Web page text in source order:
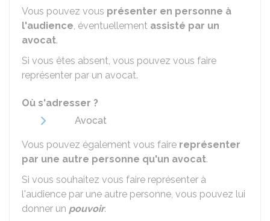
Vous pouvez vous présenter en personne à
l'audience, éventuellement assisté par un
avocat.
Si vous êtes absent, vous pouvez vous faire
représenter par un avocat.
Où s'adresser ?
Avocat
Vous pouvez également vous faire représenter
par une autre personne qu'un avocat.
Si vous souhaitez vous faire représenter à
l'audience par une autre personne, vous pouvez lui
donner un pouvoir.